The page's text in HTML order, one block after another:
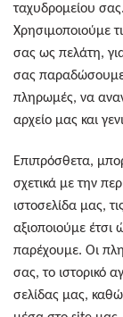
ταχυδρομείου σας.
Χρησιμοποιούμε
σας ως πελάτη,
σας παραδώσουμε
πληρωμές, να
αρχείο μας και
Επιπρόσθετα,
σχετικά με την
ιστοσελίδα μας,
αξιοποιούμε έτσι
παρέχουμε. Οι
σας, το ιστορικό
σελίδας μας,